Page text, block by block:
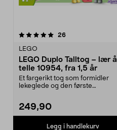
26anmeldelser
LEGO
LEGO Duplo Talltog – lær å
telle 10954, fra 1,5 år
Et fargerikt tog som formidler
lekeglede og den første
249,90
Legg i handlekurv
4.5av 5 stjerner